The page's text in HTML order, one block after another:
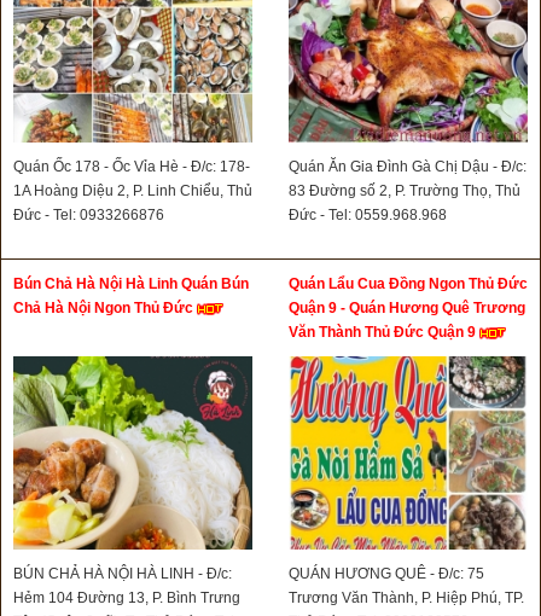
Quán Ốc 178 - Ốc Vỉa Hè - Đ/c: 178-
1A Hoàng Diệu 2, P. Linh Chiểu, Thủ
Đức - Tel: 0933266876
Quán Ăn Gia Đình Gà Chị Dậu - Đ/c:
83 Đường số 2, P. Trường Thọ, Thủ
Đức - Tel: 0559.968.968
Bún Chả Hà Nội Hà Linh Quán Bún
Chả Hà Nội Ngon Thủ Đức
BÚN CHẢ HÀ NỘI HÀ LINH - Đ/c:
Hẻm 104 Đường 13, P. Bình Trưng
Quán Lẩu Cua Đồng Ngon Thủ Đức
Quận 9 - Quán Hương Quê Trương
Văn Thành Thủ Đức Quận 9
QUÁN HƯƠNG QUÊ - Đ/c: 75
Trương Văn Thành, P. Hiệp Phú, TP.